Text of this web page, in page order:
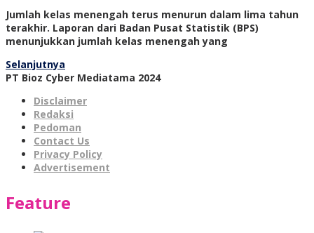
Jumlah kelas menengah terus menurun dalam lima tahun
terakhir. Laporan dari Badan Pusat Statistik (BPS)
menunjukkan jumlah kelas menengah yang
Selanjutnya
PT Bioz Cyber Mediatama 2024
Disclaimer
Redaksi
Pedoman
Contact Us
Privacy Policy
Advertisement
Feature